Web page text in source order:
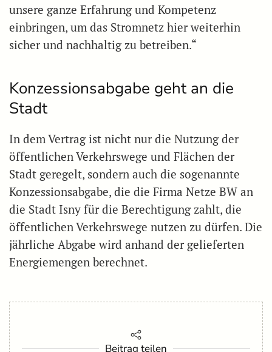
unsere ganze Erfahrung und Kompetenz
einbringen, um das Stromnetz hier weiterhin
sicher und nachhaltig zu betreiben.“
Konzessionsabgabe geht an die
Stadt
In dem Vertrag ist nicht nur die Nutzung der
öffentlichen Verkehrswege und Flächen der
Stadt geregelt, sondern auch die sogenannte
Konzessionsabgabe, die die Firma Netze BW an
die Stadt Isny für die Berechtigung zahlt, die
öffentlichen Verkehrswege nutzen zu dürfen. Die
jährliche Abgabe wird anhand der gelieferten
Energiemengen berechnet.
Beitrag teilen